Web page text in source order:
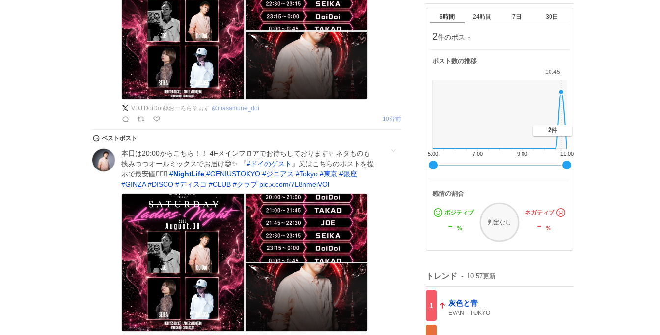
VDJ DoiDoi@おーろらそぉす @masamune_doi
10分前
ベストポスト
本日は20:00からこちら！！ 4Fメインフロアでお待ちしております✨ ネタものも
挟みつつオールミックスでお届け😁✨ 『# ドイのゲスト 』又はこちらのポストを提
示で最安値🙆‍♂️✨ #NightLife #GENIUSTOKYO #ジニアス #Tokyo #東京 #銀座
#GINZA #DISCO #ディスコ #CLUB #クラブ pic.x.com/7L8nmeiVOl
6時間 24時間 7日 30日
2件のポスト
ポスト数の推移
11:00
9:00
7:00
5:00
10:45
2件
感情の割合
ポジティブ
- %
判定なし
ネガティブ
-%
トレンド 10:57更新
1 灰色と青
EVAN TOKYO